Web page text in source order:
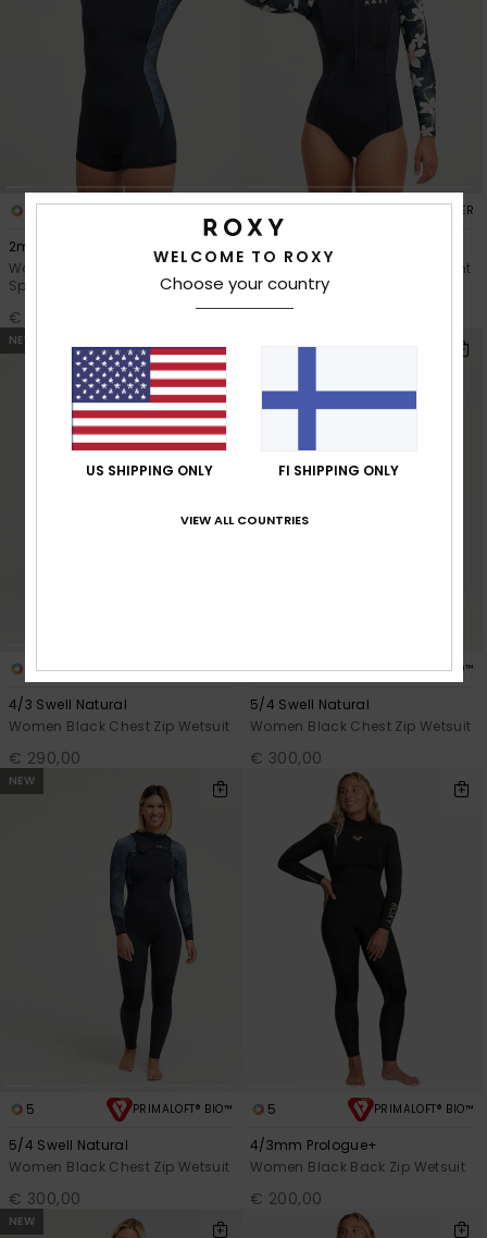
2mm Swell Natural
Women Black Long Sleeve
Springsuit
€ 150,00
2 RECYCLED FIBER
Women Black Long Sleeve Front
Zip Springsuit
NEW
PRIMALOFT® BIO™
4/3 Swell Natural
Women Black Chest Zip Wetsuit
€ 290,00
5 PRIMALOFT® BIO™
5/4 Swell Natural
Women Black Chest Zip Wetsuit
€ 300,00
NEW
5 PRIMALOFT® BIO™
5/4 Swell Natural
Women Black Chest Zip Wetsuit
€ 300,00
5 PRIMALOFT® BIO™
4/3mm Prologue+
Women Black Back Zip Wetsuit
€ 200,00
NEW
WELCOME TO ROXY
Choose your country
US SHIPPING ONLY FI SHIPPING ONLY
VIEW ALL COUNTRIES